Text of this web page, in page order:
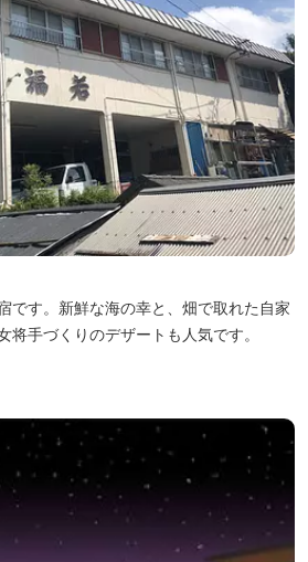
です。新鮮な海の幸と、畑で取れた自家
将手づくりのデザートも人気です。